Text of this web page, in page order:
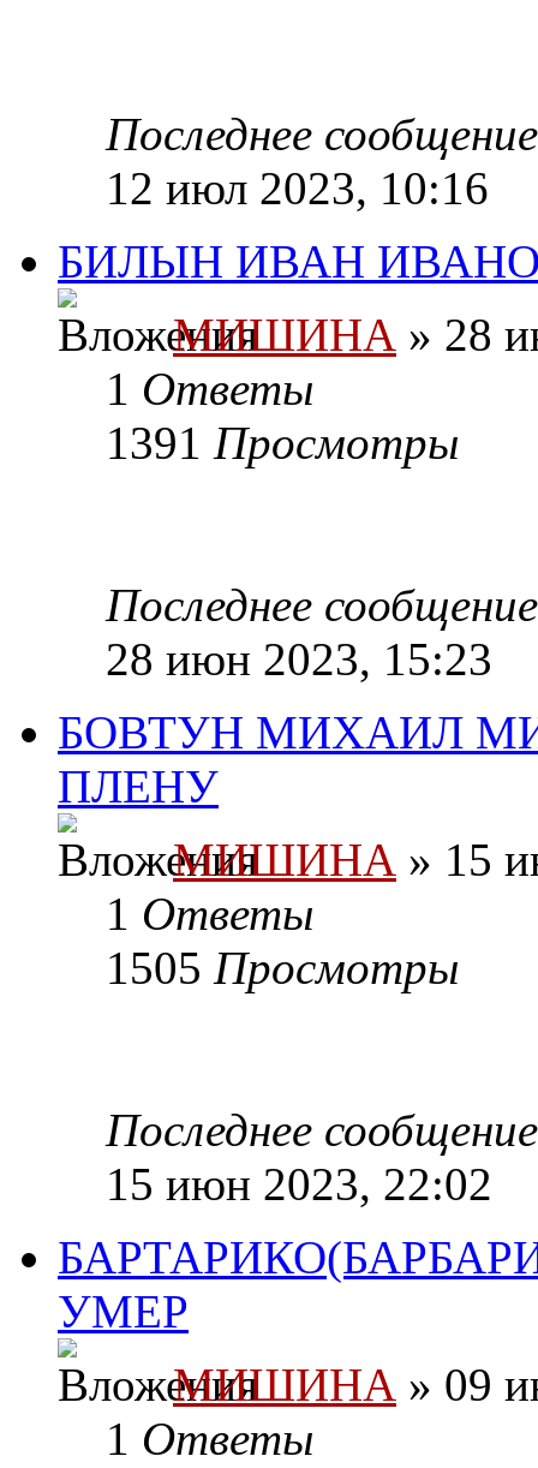
Последнее
12 июл 2023, 10:16
БИЛЫН ИВАН
МИШИНА » 28
1 Ответы
1391 Просмотры
Последнее
28 июн 2023, 15:23
БОВТУН МИХАИЛ
ПЛЕНУ
МИШИНА » 15
1 Ответы
1505 Просмотры
Последнее
15 июн 2023, 22:02
УМЕР
МИШИНА » 09
1 Ответы